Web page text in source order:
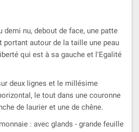
demi nu, debout de face, une patte
portant autour de la taille une peau
qui est à sa gauche et l'Egalité
deux lignes et le millésime
le tout dans une couronne
de laurier et une de chêne.
: avec glands - grande feuille